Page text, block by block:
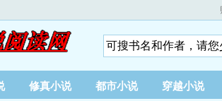
修真小说 都市小说 穿越小说